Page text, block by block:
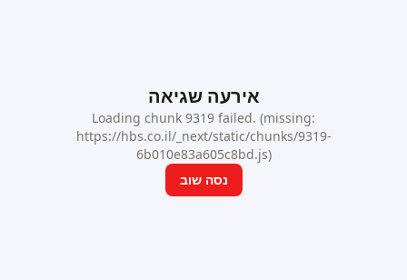
אירעה שגיאה
Loading chunk 9319 failed. (missing:
https://hbs.co.il/_next/static/chunks/9319-
6b010e83a605c8bd.js)